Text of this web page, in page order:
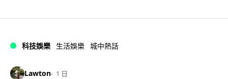
科技娛樂 生活娛樂 城中熱話
Lawton 1 日